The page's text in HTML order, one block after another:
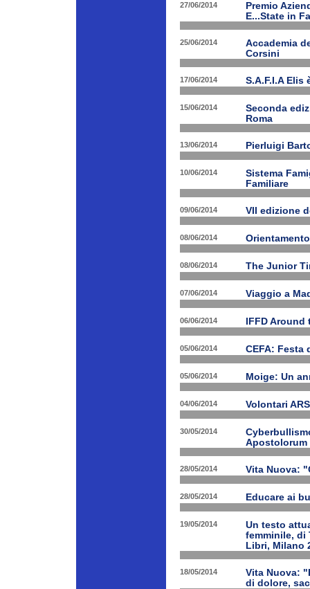
27/06/2014
Premio
E...State in
25/06/2014
Accademia
Corsini
17/06/2014 S.A.F.I.A Elis
15/06/2014
Seconda
Roma
13/06/2014 Pierluigi
10/06/2014
Sistema
Familiare
09/06/2014 VII edizione
08/06/2014
08/06/2014 The Junior
07/06/2014 Viaggio a
06/06/2014 IFFD
05/06/2014 CEFA: Festa
05/06/2014 Moige: Un
04/06/2014 Volontari
30/05/2014
Apostolorum
28/05/2014 Vita Nuova:
28/05/2014 Educare ai
19/05/2014
Un testo
femminile, di
Libri, Milano
18/05/2014
Vita Nuova:
di dolore,